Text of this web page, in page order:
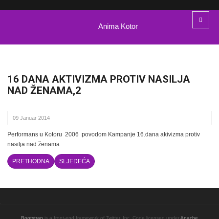
Anima Kotor
16 DANA AKTIVIZMA PROTIV NASILJA
NAD ŽENAMA,2
09 Januar 2014
Performans u Kotoru 2006 povodom Kampanje 16.dana akivizma protiv
nasilja nad ženama
PRETHODNA SLJEDEĆA
Bootstrap is a front-end framework of Twitter, Inc. Code licensed underApache